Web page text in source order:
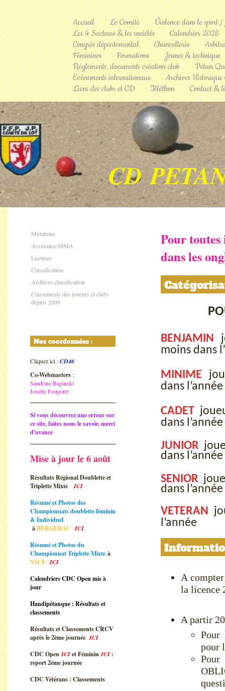
Accueil Le Comité
Violence dans le sport
Les 4 Secteurs & les sociétés
Calendrier 2026
Congrès départemental
Chancellerie
Féminines
Formations
Jeunes & technique
Réglements, documents création club
Pétan
Evènements internationaux
Archives
Liens des clubs et CD
Téléthon Contact &
CD
Mutations
Assurance MMA
Licences
Classification
Archives classification
Classements des joueurs et clubs
depuis 2009
Nos coordonnées :
Cliquez ici :CD46
Co-Webmasters :
Sandrine Baginski
Josette Fougeret
Si vous découvrez une erreur sur
ce site, faites nous le savoir, merci
d'avance
Mise à jour le 6 août
Résultats Régional Doublette et
Triplette Mixte
ICI
Résumé et Photos des
Championnats doublette féminin
& Individuel
àBERGERACICI
Résumé et Photos du
Championnat Triplette Mixte à
NICEICI
Calendriers CDC Open mis à
jour
Handipétanque : Résultats et
classements
Résultats et Classements CRCV
après le 2ème journée ICI
CDC OpenICIet FémininICI :
report 2ème journée
CDC Vétérans : Classements
Pour toutes
dans les
BENJAMIN
moins dans
MINIME
dans
CADET
dans
JUNIOR
dans
SENIOR
dans
VETERAN
l’année
A
la licence
A partir
Pour
pour